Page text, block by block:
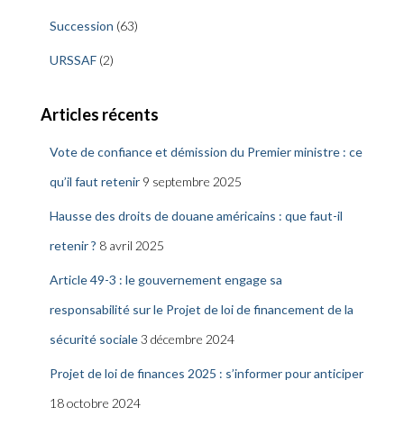
Succession (63)
URSSAF (2)
Articles récents
Vote de confiance et démission du Premier ministre : ce
qu’il faut retenir 9 septembre 2025
Hausse des droits de douane américains : que faut-il
retenir ? 8 avril 2025
Article 49-3 : le gouvernement engage sa
responsabilité sur le Projet de loi de financement de la
sécurité sociale3 décembre 2024
Projet de loi de finances 2025 : s’informer pour anticiper
18 octobre 2024